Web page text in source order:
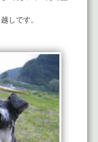
しです。